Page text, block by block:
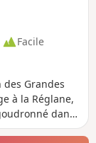
Facile
des Grandes
à la Réglane,
dans
et longe un